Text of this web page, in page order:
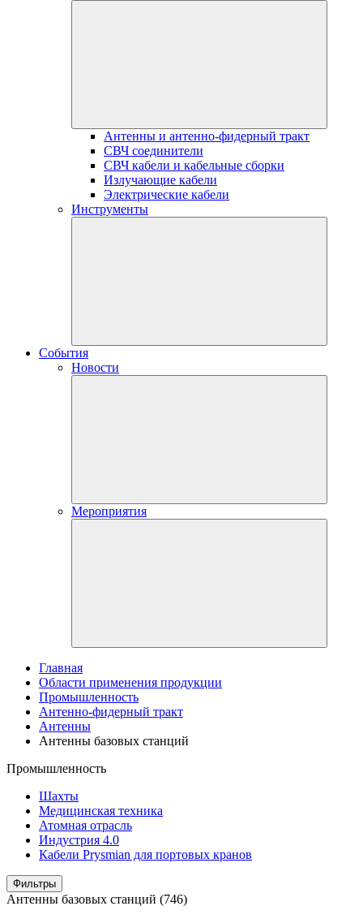
Антенны и антенно-фидерный тракт
СВЧ соединители
СВЧ кабели и кабельные сборки
Излучающие кабели
Электрические кабели
Инструменты
События
Новости
Мероприятия
Главная
Области применения продукции
Промышленность
Антенно-фидерный тракт
Антенны
Антенны базовых станций
Промышленность
Шахты
Медицинская техника
Атомная отрасль
Индустрия 4.0
Кабели Prysmian для портовых кранов
Фильтры
Антенны базовых станций (746)